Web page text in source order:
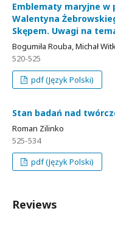
Emblematy maryjne
Walentyna
Skępem. Uwagi na
Bogumiła Rouba, Michał
520-525
pdf (Język Polski)
Stan badań nad
Roman Zilinko
525-534
pdf (Język Polski)
Reviews